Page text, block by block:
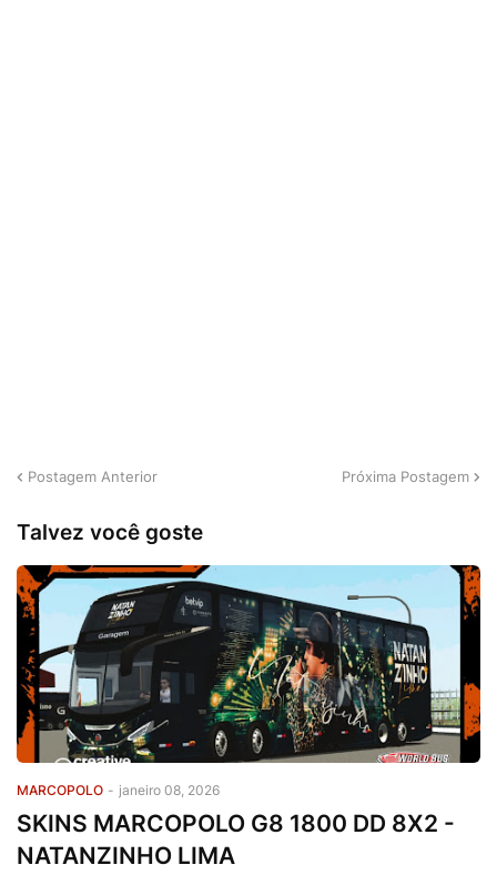
Postagem Anterior Próxima Postagem
Talvez você goste
MARCOPOLO - janeiro 08, 2026
SKINS MARCOPOLO G8 1800 DD 8X2 -
NATANZINHO LIMA